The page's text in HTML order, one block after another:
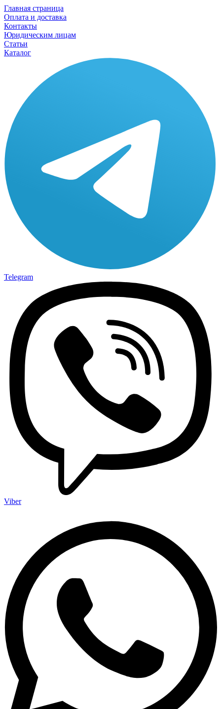
Главная страница
Оплата и доставка
Контакты
Юридическим лицам
Статьи
Каталог
Telegram
Viber